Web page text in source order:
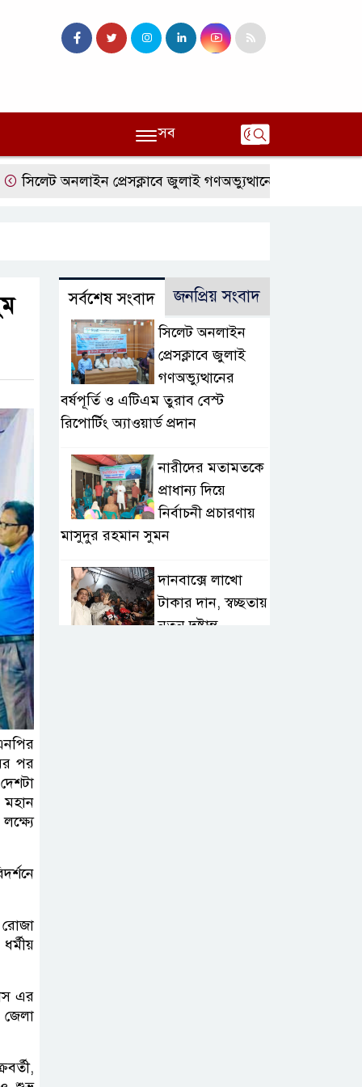
সব
অনলাইন প্রেসক্লাবে জুলাই গণঅভ্যুত্থানের বর্ষপূর্তি ও এটিএম
পর
রোজা
এর
সর্বশেষ সংবাদ জনপ্রিয় সংবাদ
সিলেট অনলাইন
প্রেসক্লাবে জুলাই
গণঅভ্যুত্থানের
বর্ষপূর্তি ও এটিএম তুরাব বেস্ট
রিপোর্টিং অ্যাওয়ার্ড প্রদান
নারীদের মতামতকে
প্রাধান্য দিয়ে
নির্বাচনী প্রচারণায়
মাসুদুর রহমান সুমন
দানবাক্সে লাখো
টাকার দান, স্বচ্ছতায়
নতুন দৃষ্টান্ত